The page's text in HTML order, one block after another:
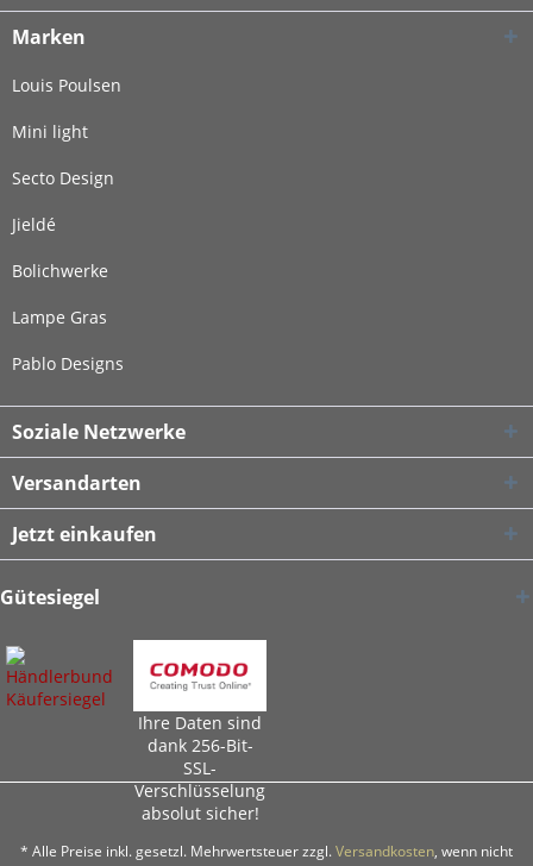
Marken
Louis Poulsen
Mini light
Secto Design
Jieldé
Bolichwerke
Lampe Gras
Pablo Designs
Soziale Netzwerke
Versandarten
Jetzt einkaufen
Gütesiegel
Ihre Daten sind
dank 256-Bit-
SSL-
Verschlüsselung
absolut sicher!
* Alle Preise inkl. gesetzl. Mehrwertsteuer zzgl.Versandkosten, wenn nicht